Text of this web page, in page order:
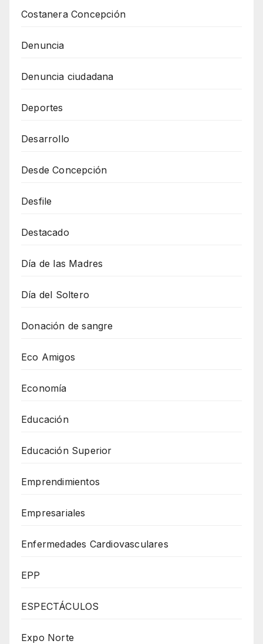
Costanera Concepción
Denuncia
Denuncia ciudadana
Deportes
Desarrollo
Desde Concepción
Desfile
Destacado
Día de las Madres
Día del Soltero
Donación de sangre
Eco Amigos
Economía
Educación
Educación Superior
Emprendimientos
Empresariales
Enfermedades Cardiovasculares
EPP
ESPECTÁCULOS
Expo Norte